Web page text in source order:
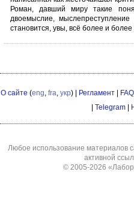
Роман, давший миру такие
двоемыслие,
становится, увы, всё более и
О сайте (eng, fra, укр) | Регламент| FAQ
Telegram
Любое использование материалов
активной
© 2005-2026